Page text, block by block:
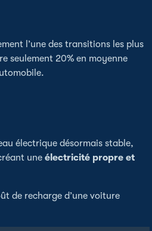
l’une des transitions les plus
seulement 20% en moyenne
électrique désormais stable,
une électricité propre et
de recharge d’une voiture